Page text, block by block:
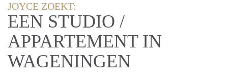
JOYCE ZOEKT:
EEN STUDIO /
APPARTEMENT IN
WAGENINGEN